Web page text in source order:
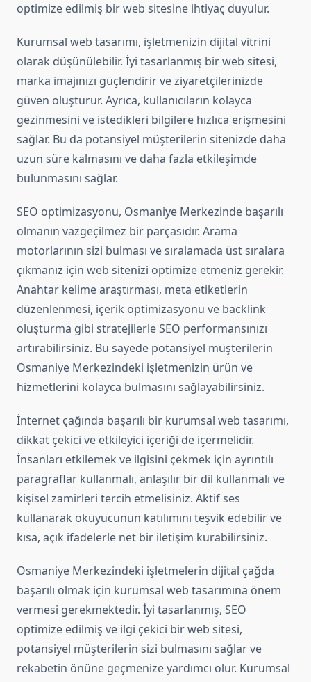
optimize edilmiş bir web sitesine ihtiyaç duyulur.
Kurumsal web tasarımı, işletmenizin dijital vitrini
olarak düşünülebilir. İyi tasarlanmış bir web sitesi,
marka imajınızı güçlendirir ve ziyaretçilerinizde
güven oluşturur. Ayrıca, kullanıcıların kolayca
gezinmesini ve istedikleri bilgilere hızlıca erişmesini
sağlar. Bu da potansiyel müşterilerin sitenizde daha
uzun süre kalmasını ve daha fazla etkileşimde
bulunmasını sağlar.
SEO optimizasyonu, Osmaniye Merkezinde başarılı
olmanın vazgeçilmez bir parçasıdır. Arama
motorlarının sizi bulması ve sıralamada üst sıralara
çıkmanız için web sitenizi optimize etmeniz gerekir.
Anahtar kelime araştırması, meta etiketlerin
düzenlenmesi, içerik optimizasyonu ve backlink
oluşturma gibi stratejilerle SEO performansınızı
artırabilirsiniz. Bu sayede potansiyel müşterilerin
Osmaniye Merkezindeki işletmenizin ürün ve
hizmetlerini kolayca bulmasını sağlayabilirsiniz.
İnternet çağında başarılı bir kurumsal web tasarımı,
dikkat çekici ve etkileyici içeriği de içermelidir.
İnsanları etkilemek ve ilgisini çekmek için ayrıntılı
paragraflar kullanmalı, anlaşılır bir dil kullanmalı ve
kişisel zamirleri tercih etmelisiniz. Aktif ses
kullanarak okuyucunun katılımını teşvik edebilir ve
kısa, açık ifadelerle net bir iletişim kurabilirsiniz.
Osmaniye Merkezindeki işletmelerin dijital çağda
başarılı olmak için kurumsal web tasarımına önem
vermesi gerekmektedir. İyi tasarlanmış, SEO
optimize edilmiş ve ilgi çekici bir web sitesi,
potansiyel müşterilerin sizi bulmasını sağlar ve
rekabetin önüne geçmenize yardımcı olur. Kurumsal